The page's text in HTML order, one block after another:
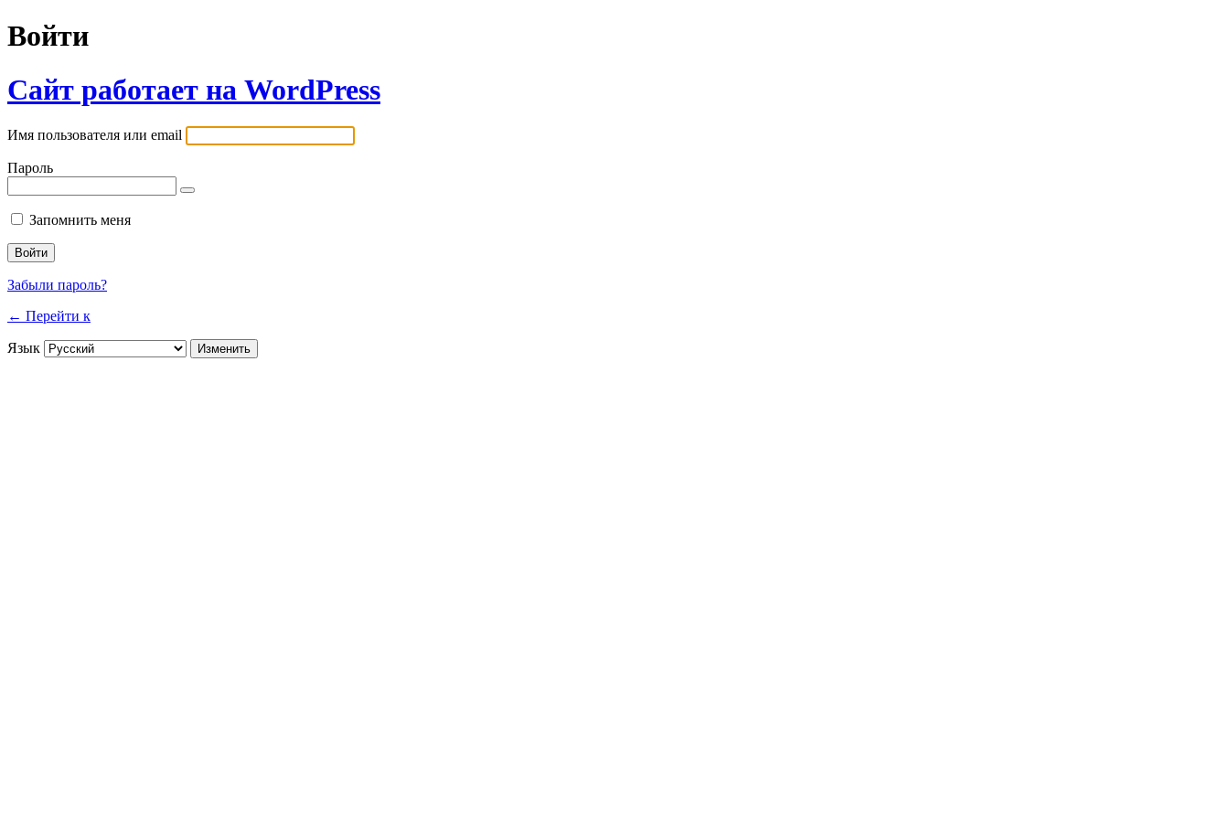
Войти
Сайт работает на WordPress
Имя пользователя или email
Пароль
Запомнить меня
Забыли пароль?
← Перейти к
Язык